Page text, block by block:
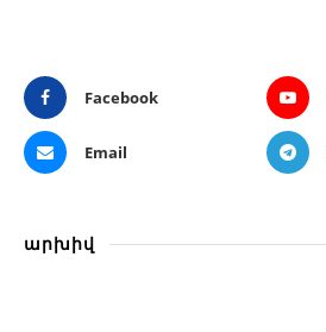
Facebook
Email
արխիվ